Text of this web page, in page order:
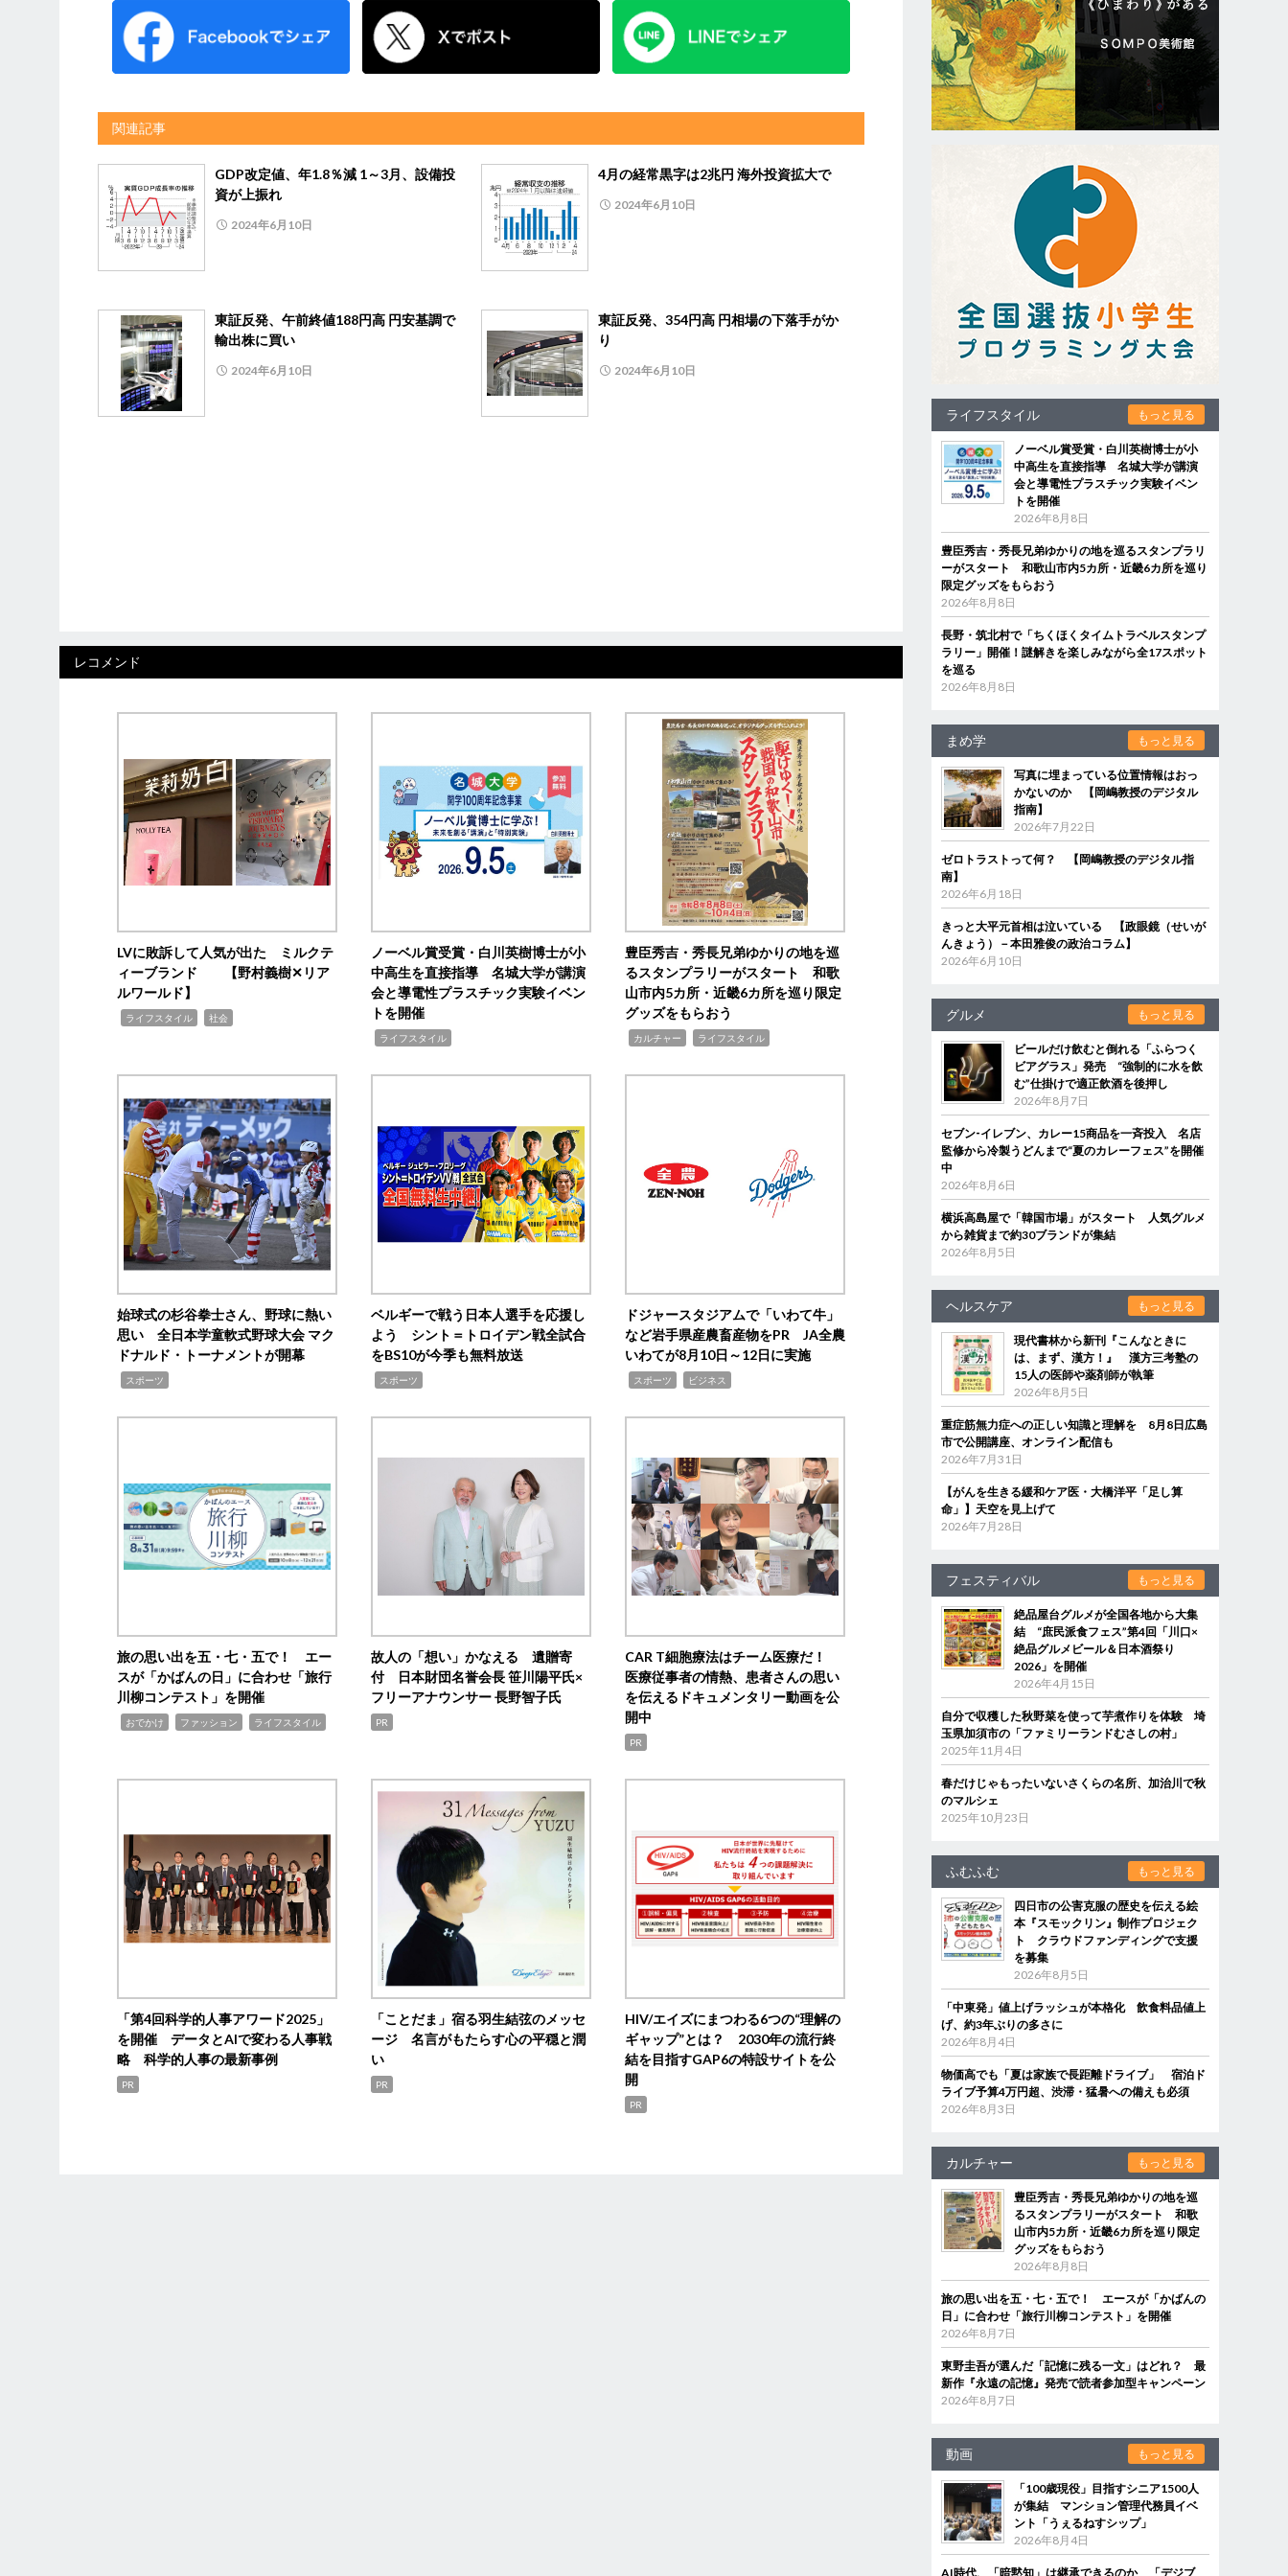
関連記事
GDP改定値、年1.8％減 1～3月、設備投
資が上振れ
2024年6月10日
4月の経常黒字は2兆円 海外投資拡大で
2024年6月10日
東証反発、午前終値188円高 円安基調で
輸出株に買い
2024年6月10日
東証反発、354円高 円相場の下落手がか
り
2024年6月10日
レコメンド
LVに敗訴して人気が出た ミルクテ
ィーブランド 【野村義樹✕リア
ルワールド】
ライフスタイル 社会
ノーベル賞受賞・白川英樹博士が小
中高生を直接指導 名城大学が講演
会と導電性プラスチック実験イベン
トを開催
ライフスタイル
豊臣秀吉・秀長兄弟ゆかりの地を巡
るスタンプラリーがスタート 和歌
山市内5カ所・近畿6カ所を巡り限定
グッズをもらおう
カルチャー ライフスタイル
始球式の杉谷拳士さん、野球に熱い
思い 全日本学童軟式野球大会 マク
ドナルド・トーナメントが開幕
スポーツ
ベルギーで戦う日本人選手を応援し
よう シント＝トロイデン戦全試合
をBS10が今季も無料放送
スポーツ
ドジャースタジアムで「いわて牛」
など岩手県産農畜産物をPR JA全農
いわてが8月10日～12日に実施
スポーツ ビジネス
旅の思い出を五・七・五で！ エー
スが「かばんの日」に合わせ「旅行
川柳コンテスト」を開催
おでかけ ファッション ライフスタイル
故人の「想い」かなえる 遺贈寄
付 日本財団名誉会長 笹川陽平氏×
フリーアナウンサー 長野智子氏
PR
CAR T細胞療法はチーム医療だ！
医療従事者の情熱、患者さんの思い
を伝えるドキュメンタリー動画を公
開中
PR
「第4回科学的人事アワード2025」
を開催 データとAIで変わる人事戦
略 科学的人事の最新事例
PR
「ことだま」宿る羽生結弦のメッセ
ージ 名言がもたらす心の平穏と潤
い
PR
HIV/エイズにまつわる6つの“理解の
ギャップ”とは？ 2030年の流行終
結を目指すGAP6の特設サイトを公
開
PR
ライフスタイル もっと見る
ノーベル賞受賞・白川英樹博士が小
中高生を直接指導 名城大学が講演
会と導電性プラスチック実験イベン
トを開催
2026年8月8日
豊臣秀吉・秀長兄弟ゆかりの地を巡るスタンプラリ
ーがスタート 和歌山市内5カ所・近畿6カ所を巡り
限定グッズをもらおう
2026年8月8日
長野・筑北村で「ちくほくタイムトラベルスタンプ
ラリー」開催！謎解きを楽しみながら全17スポット
を巡る
2026年8月8日
まめ学 もっと見る
写真に埋まっている位置情報はおっ
かないのか 【岡嶋教授のデジタル
指南】
2026年7月22日
ゼロトラストって何？ 【岡嶋教授のデジタル指
南】
2026年6月18日
きっと大平元首相は泣いている 【政眼鏡（せいが
んきょう）－本田雅俊の政治コラム】
2026年6月10日
グルメ もっと見る
ビールだけ飲むと倒れる「ふらつく
ビアグラス」発売 “強制的に水を飲
む”仕掛けで適正飲酒を後押し
2026年8月7日
セブン‐イレブン、カレー15商品を一斉投入 名店
監修から冷製うどんまで“夏のカレーフェス”を開催
中
2026年8月6日
横浜高島屋で「韓国市場」がスタート 人気グルメ
から雑貨まで約30ブランドが集結
2026年8月5日
ヘルスケア もっと見る
現代書林から新刊『こんなときに
は、まず、漢方！』 漢方三考塾の
15人の医師や薬剤師が執筆
2026年8月5日
重症筋無力症への正しい知識と理解を 8月8日広島
市で公開講座、オンライン配信も
2026年7月31日
【がんを生きる緩和ケア医・大橋洋平「足し算
命」】天空を見上げて
2026年7月28日
フェスティバル もっと見る
絶品屋台グルメが全国各地から大集
結 “庶民派食フェス”第4回「川口×
絶品グルメビール＆日本酒祭り
2026」を開催
2026年4月15日
自分で収穫した秋野菜を使って芋煮作りを体験 埼
玉県加須市の「ファミリーランドむさしの村」
2025年11月4日
春だけじゃもったいないさくらの名所、加治川で秋
のマルシェ
2025年10月23日
ふむふむ もっと見る
四日市の公害克服の歴史を伝える絵
本『スモックリン』制作プロジェク
ト クラウドファンディングで支援
を募集
2026年8月5日
「中東発」値上げラッシュが本格化 飲食料品値上
げ、約3年ぶりの多さに
2026年8月4日
物価高でも「夏は家族で長距離ドライブ」 宿泊ド
ライブ予算4万円超、渋滞・猛暑への備えも必須
2026年8月3日
カルチャー もっと見る
豊臣秀吉・秀長兄弟ゆかりの地を巡
るスタンプラリーがスタート 和歌
山市内5カ所・近畿6カ所を巡り限定
グッズをもらおう
2026年8月8日
旅の思い出を五・七・五で！ エースが「かばんの
日」に合わせ「旅行川柳コンテスト」を開催
2026年8月7日
東野圭吾が選んだ「記憶に残る一文」はどれ？ 最
新作『永遠の記憶』発売で読者参加型キャンペーン
2026年8月7日
動画 もっと見る
「100歳現役」目指すシニア1500人
が集結 マンション管理代務員イベ
ント「うぇるねすシップ」
2026年8月4日
AI時代、「暗黙知」は継承できるのか 「デジブ